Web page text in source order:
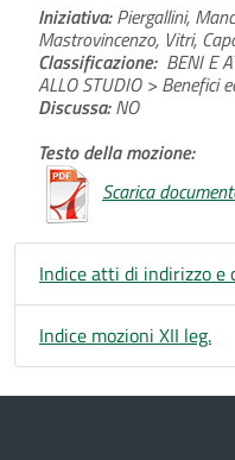
Iniziativa:Piergallini,
Mastrovincenzo, Vitri,
Classificazione: BENI E
ALLO STUDIO > Benefici
Discussa:NO
Testo della mozione:
Scarica
Indice atti di indirizzo e
Indice mozioni XII leg.